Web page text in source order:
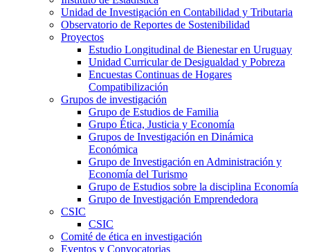
Unidad de Investigación en Contabilidad y Tributaria
Observatorio de Reportes de Sostenibilidad
Proyectos
Estudio Longitudinal de Bienestar en Uruguay
Unidad Curricular de Desigualdad y Pobreza
Encuestas Continuas de Hogares
Compatibilización
Grupos de investigación
Grupo de Estudios de Familia
Grupo Ética, Justicia y Economía
Grupos de Investigación en Dinámica
Económica
Grupo de Investigación en Administración y
Economía del Turismo
Grupo de Estudios sobre la disciplina Economía
Grupo de Investigación Emprendedora
CSIC
CSIC
Comité de ética en investigación
Eventos y Convocatorias